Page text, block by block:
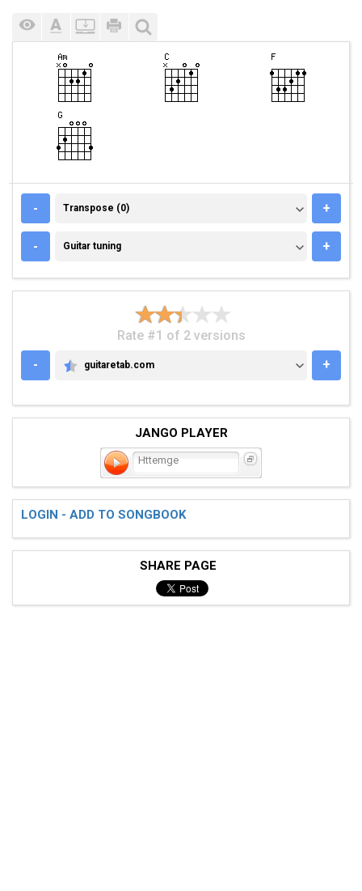
- TRANSPOSE (0)
Transpose (0) +
- GUITAR TUNING
Guitar tuning +
Rate #1 of 2 versions
-
GUITARETAB.COM
guitaretab.com +
JANGO PLAYER
Httemge
LOGIN - ADD TO SONGBOOK
SHARE PAGE